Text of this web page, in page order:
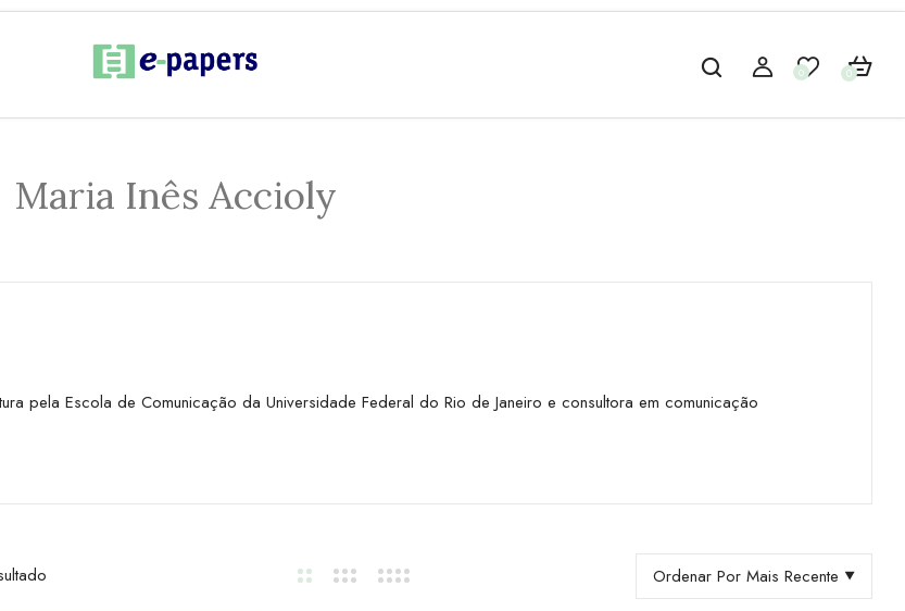
0 0
Maria Inês Accioly
pela Escola de Comunicação da Universidade Federal do Rio de Janeiro e consultora em comunicação
Ordenar Por Mais Recente